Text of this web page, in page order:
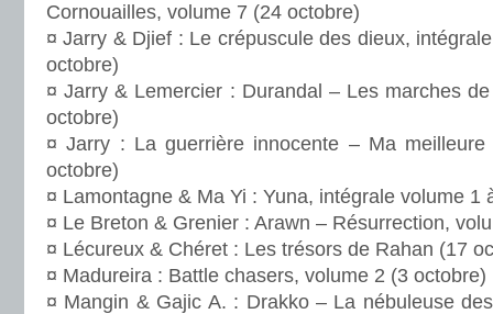
Cornouailles, volume 7 (24 octobre)
¤ Jarry & Djief : Le crépuscule des dieux,
octobre)
¤ Jarry & Lemercier : Durandal – Les marches
octobre)
¤ Jarry : La guerrière innocente – Ma
octobre)
¤ Lamontagne & Ma Yi : Yuna, intégrale volume 1
¤ Le Breton & Grenier : Arawn – Résurrection,
¤ Lécureux & Chéret : Les trésors de Rahan (17
¤ Madureira : Battle chasers, volume 2 (3 octobre)
¤ Mangin & Gajic A. : Drakko – La nébuleuse